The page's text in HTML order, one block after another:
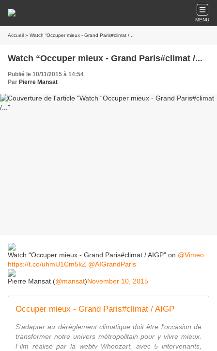
MENU
Accueil » Watch “Occuper mieux - Grand Paris#climat /...
Watch “Occuper mieux - Grand Paris#climat /...
Publié le 10/11/2015 à 14:54
Par Pierre Mansat
Watch “Occuper mieux - Grand Paris#climat / AIGP” on @Vimeo
https://t.co/uhmU1Cm5kZ @AIGrandParis
Pierre Mansat (@mansat)November 10, 2015
Occuper mieux - Grand Paris#climat / AIGP
S'adapter au dérèglement climatique doit être l'occasion de
transformer notre univers métropolitain pour y vivre mieux.
Film réalisé par la webtv Whoozart, avec 5 intervenants,